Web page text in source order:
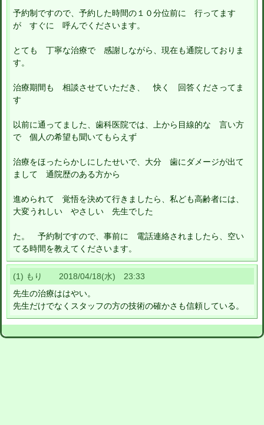
予約制ですので、予約した時間の１０分位前に 行ってます
が すぐに 呼んでくださいます。
とても 丁寧な治療で 感謝しながら、現在も通院しておりま
す。
治療期間も 相談させていただき、 快く 回答くださってま
す
以前に通ってました、歯科医院では、上から目線的な 言い方
で 個人の希望も聞いてもらえず
治療をほったらかしにしたせいで、大分 歯にダメージが出て
まして 通院歴のある方から
進められて 覚悟を決めて行きましたら、私ども高齢者には、
大変うれしい やさしい 先生でした
た。 予約制ですので、事前に 電話連絡されましたら、空い
てる時間を教えてくださいます。
(1) もり 2018/04/18(水) 23:33
先生の治療ははやい。
先生だけでなくスタッフの方の技術の確かさも信頼している。